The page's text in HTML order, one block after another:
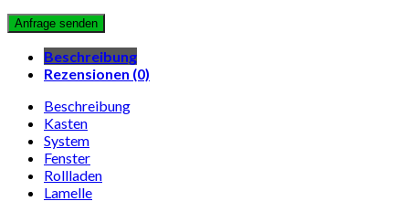
Beschreibung
Rezensionen (0)
Beschreibung
Kasten
System
Fenster
Rollladen
Lamelle